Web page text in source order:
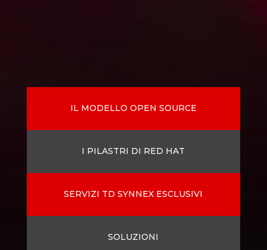
IL MODELLO OPEN SOURCE
I PILASTRI DI RED HAT
SERVIZI TD SYNNEX ESCLUSIVI
SOLUZIONI